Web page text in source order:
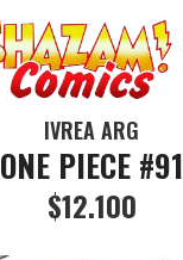
IVREA ARG
ONE PIECE #91
$12.100